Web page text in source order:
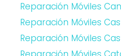
Reparación Móviles
Reparación Móviles
Reparación Móviles